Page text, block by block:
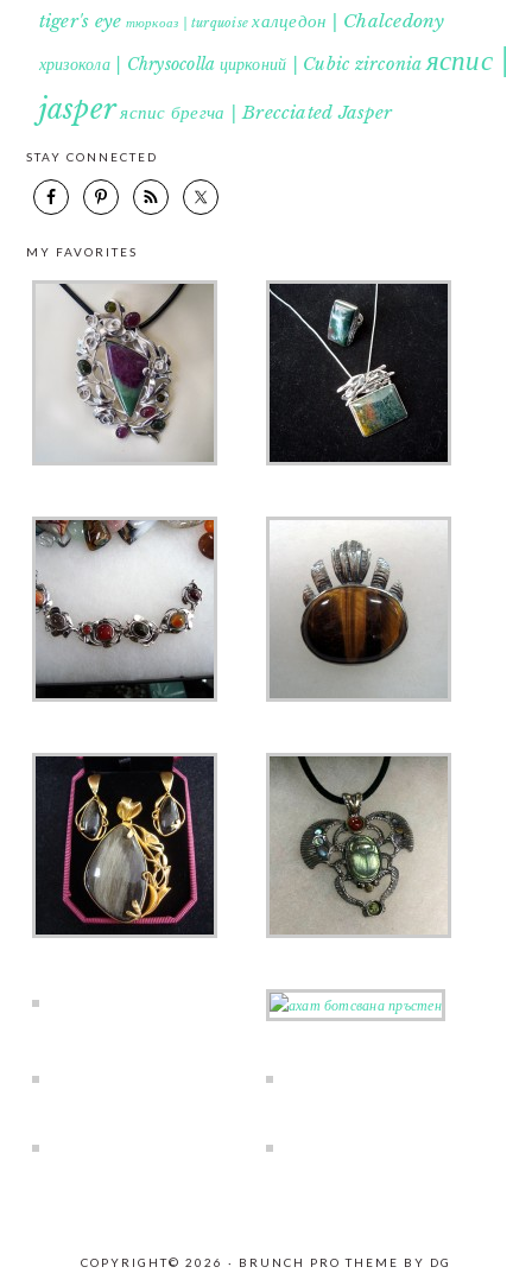
tiger's eye тюркоаз | turquoise халцедон | Chalcedony
хризокола | Chrysocolla цирконий | Cubic zirconia яспис |
jasperяспис брегча | Brecciated Jasper
STAY CONNECTED
MY FAVORITES
COPYRIGHT© 2026 · BRUNCH PRO THEME BY DG